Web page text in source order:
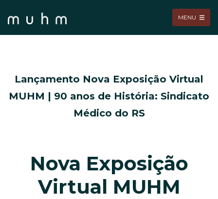
MENU
Lançamento Nova Exposição Virtual
MUHM | 90 anos de História: Sindicato
Médico do RS
Nova Exposição
Virtual MUHM